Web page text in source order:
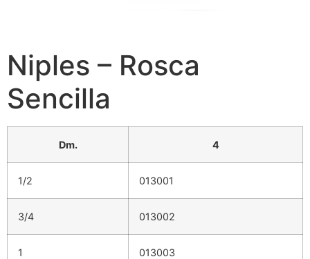
Niples – Rosca
Sencilla
Dm. 4
1/2 013001
3/4 013002
1 013003